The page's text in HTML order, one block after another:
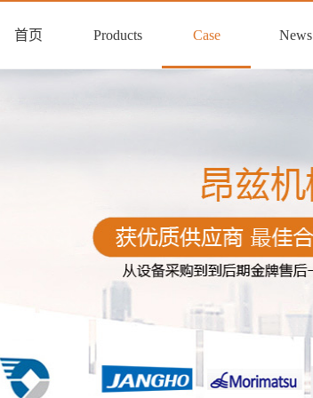
首页 Products Case News